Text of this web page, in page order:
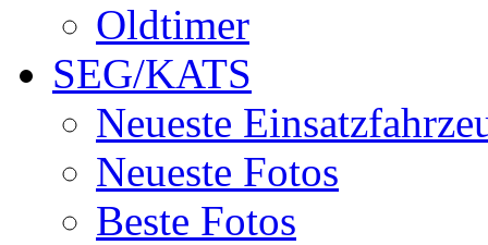
Oldtimer
SEG/KATS
Neueste
Neueste Fotos
Beste Fotos